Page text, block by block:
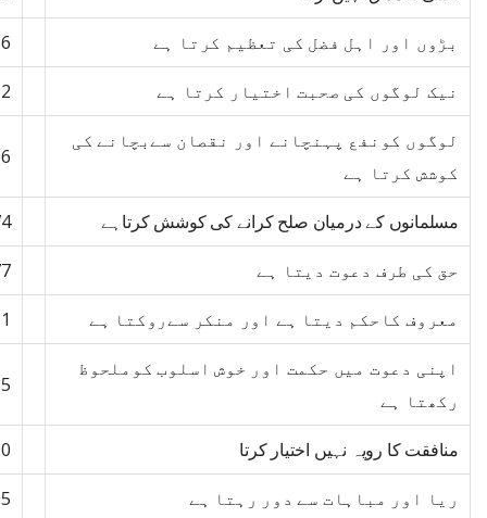
بڑوں اور اہل فضل کی تعظیم کرتا ہے
نیک لوگوں کی صحبت اختیار کرتا ہے
لوگوں کونفع پہنچانے اور نقصان سےبچانے کی
کوشش کرتا ہے
مسلمانوں کے درمیان صلح کرانے کی کوشش کرتاہے
حق کی طرف دعوت دیتا ہے
معروف کاحکم دیتا ہے اور منکر سےروکتا ہے
اپنی دعوت میں حکمت اور خوش اسلوب کوملحوظ
رکھتا ہے
منافقت کا رویہ نہیں اختیار کرتا
ریا اور مباہات سے دور رہتا ہے